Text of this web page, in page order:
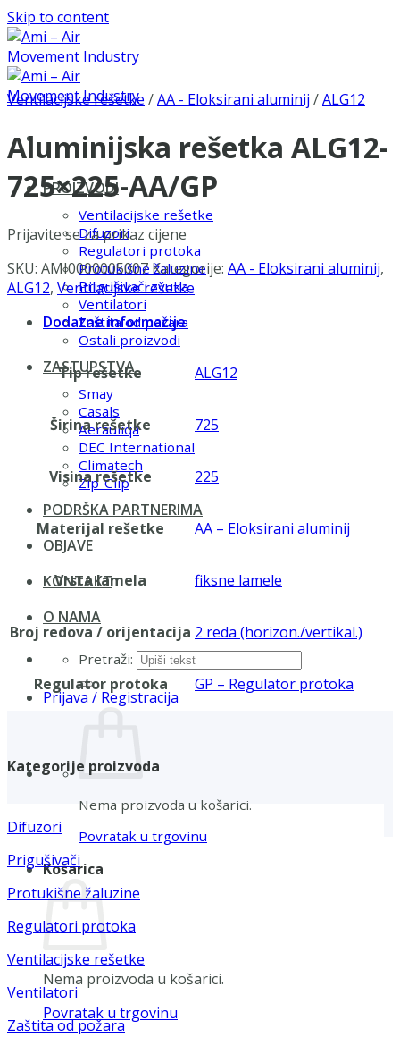
Skip to content
PROIZVODI
Ventilacijske rešetke
Difuzori
Regulatori protoka
Protukišne žaluzine
Prigušivači zvuka
Ventilatori
Zaštita od požara
Ostali proizvodi
ZASTUPSTVA
Smay
Casals
Aerauliqa
DEC International
Climatech
Zip-Clip
PODRŠKA PARTNERIMA
OBJAVE
KONTAKT
O NAMA
Pretraži:
Prijava / Registracija
Nema proizvoda u košarici.
Povratak u trgovinu
Košarica
Nema proizvoda u košarici.
Povratak u trgovinu
Ventilacijske rešetke /AA - Eloksirani aluminij /ALG12
Aluminijska rešetka ALG12-
725×225-AA/GP
Prijavite se za prikaz cijene
SKU: AMI0000005007 Kategorije: AA - Eloksirani aluminij,
ALG12, Ventilacijske rešetke
Dodatne informacije
Tip rešetke ALG12
Širina rešetke 725
Visina rešetke 225
Materijal rešetke AA – Eloksirani aluminij
Vrsta lamela fiksne lamele
Broj redova / orijentacija 2 reda (horizon./vertikal.)
Regulator protoka GP – Regulator protoka
Kategorije proizvoda
Difuzori
Prigušivači
Protukišne žaluzine
Regulatori protoka
Ventilacijske rešetke
Ventilatori
Zaštita od požara